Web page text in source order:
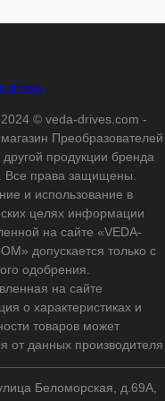
© veda-drives.com -
Преобразователей
другой продукции бренда
Все права защищены.
и использование в
целях информации
на сайте «VEDA-
допускается только с
одобрения.
на сайте
о характеристиках и
товаров может
от данных производителя
Беломорская, д.69А,